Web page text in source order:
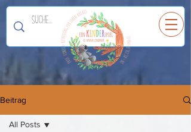
EinKINDERspiel
Beitrag
All Posts